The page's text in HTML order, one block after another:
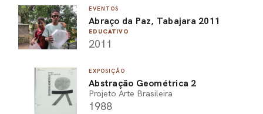
EVENTOS
Abraço da Paz, Tabajara 2011
EDUCATIVO
2011
EXPOSIÇÃO
Abstração Geométrica 2
Projeto Arte Brasileira
1988